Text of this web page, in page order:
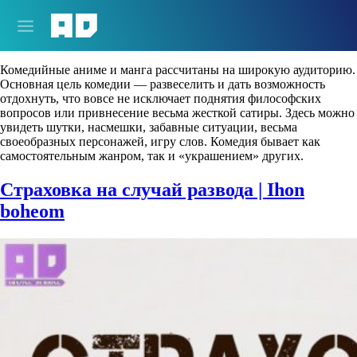
Жанры:
Комедийные аниме и манга рассчитаны на широкую аудиторию.
Основная цель комедии — развеселить и дать возможность
отдохнуть, что вовсе не исключает поднятия философских
вопросов или привнесение весьма жесткой сатиры. Здесь можно
увидеть шутки, насмешки, забавные ситуации, весьма
своеобразных персонажей, игру слов. Комедия бывает как
самостоятельным жанром, так и «украшением» других.
Страховка на случай развода | Ihon
boheom